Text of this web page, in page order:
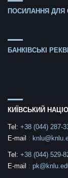
ПОСИЛАННЯ ДЛЯ
БАНКІВСЬКІ
КИЇВСЬКИЙ
Tel: +38 (044) 287-
E-mail :
Tel: +38 (044) 529-
E-mail :